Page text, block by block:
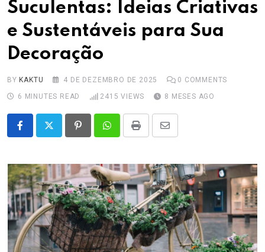
Suculentas: Ideias Criativas
e Sustentáveis para Sua
Decoração
BY KAKTU 4 DE DEZEMBRO DE 2025 0 COMMENTS
6 MINUTES READ
2415 VIEWS 8 MESES AGO
PinterestWhatsappPrint
Share
Email